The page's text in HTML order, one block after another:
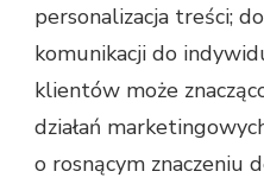
personalizacja treści;
komunikacji do
klientów może
działań
o rosnącym znaczeniu